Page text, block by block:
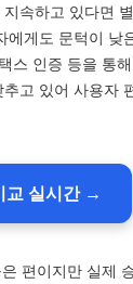
속하고 있다면
에게도 문턱이 낮
스 인증 등을 통
고 있어 사용자
교 실시간 →
편이지만 실제